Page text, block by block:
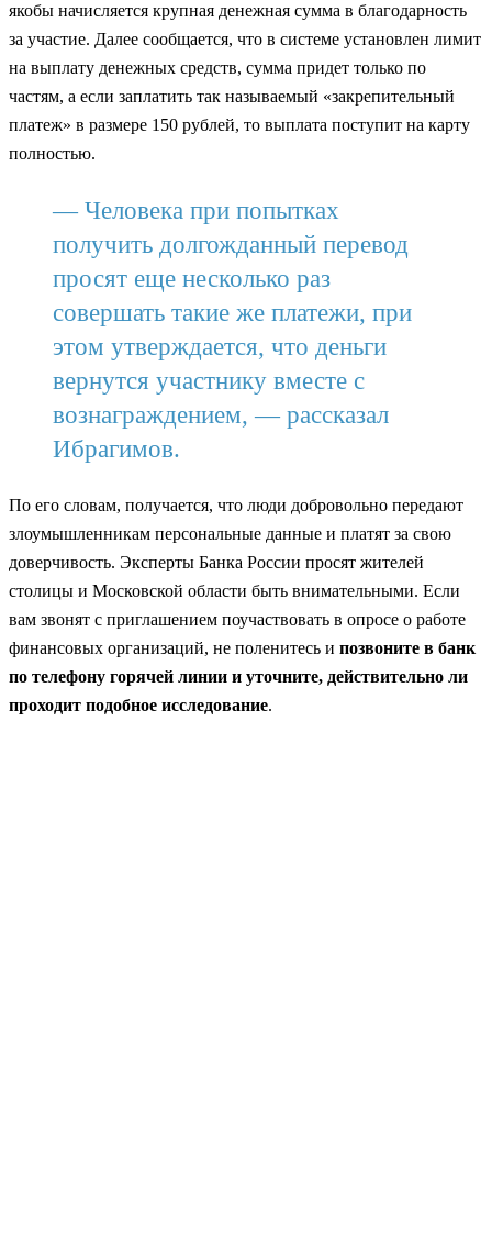
якобы начисляется крупная денежная сумма в благодарность
за участие. Далее сообщается, что в системе установлен лимит
на выплату денежных средств, сумма придет только по
частям, а если заплатить так называемый «закрепительный
платеж» в размере 150 рублей, то выплата поступит на карту
полностью.
— Человека при попытках
получить долгожданный перевод
просят еще несколько раз
совершать такие же платежи, при
этом утверждается, что деньги
вернутся участнику вместе с
вознаграждением, — рассказал
Ибрагимов.
По его словам, получается, что люди добровольно передают
злоумышленникам персональные данные и платят за свою
доверчивость. Эксперты Банка России просят жителей
столицы и Московской области быть внимательными. Если
вам звонят с приглашением поучаствовать в опросе о работе
финансовых организаций, не поленитесь и позвоните в банк
по телефону горячей линии и уточните, действительно ли
проходит подобное исследование.